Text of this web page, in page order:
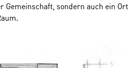
Gemeinschaft, sondern auch ein Ort